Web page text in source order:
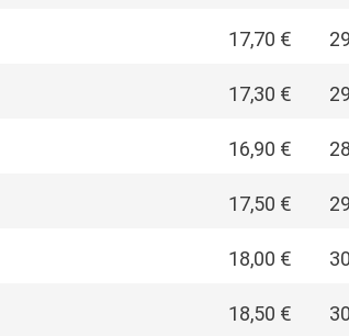
17,70 €
17,30 €
16,90 €
17,50 €
18,00 €
18,50 €